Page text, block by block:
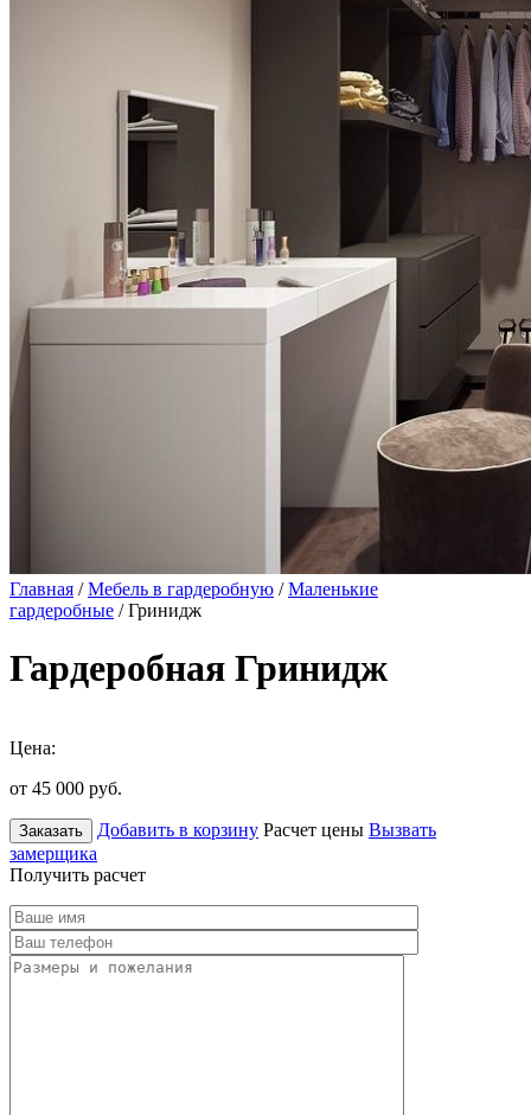
Главная /Мебель в гардеробную /Маленькие
гардеробные / Гринидж
Гардеробная Гринидж
Цена:
от 45 000 руб.
Заказать Добавить в корзину Расчет цены Вызвать
замерщика
Получить расчет